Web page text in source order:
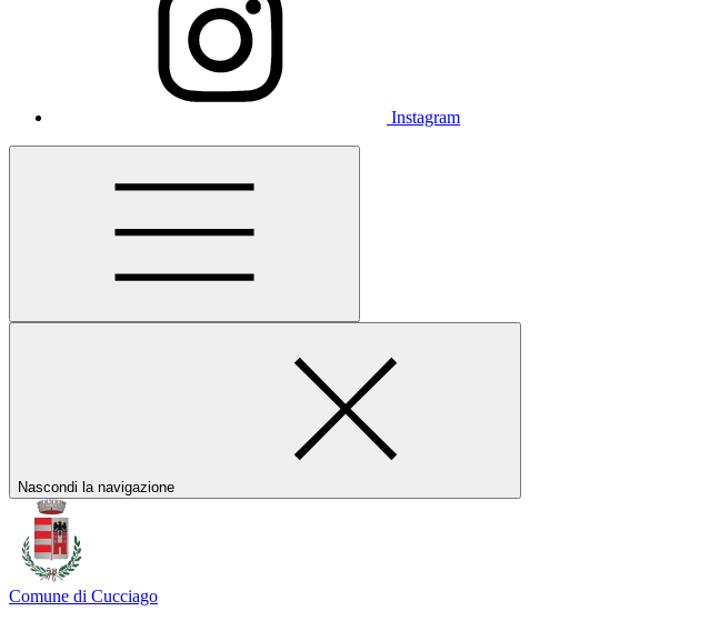
Instagram
Nascondi la navigazione
Comune di Cucciago